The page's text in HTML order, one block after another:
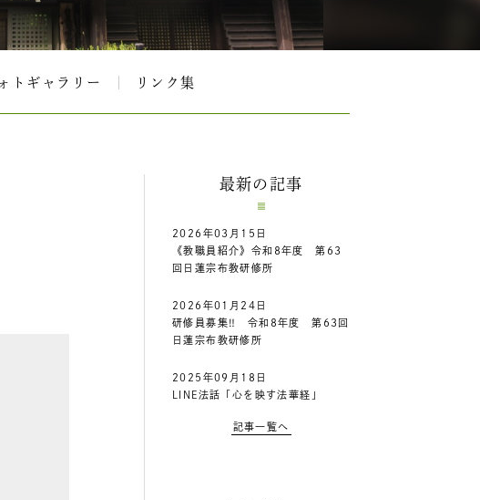
トギャラリー リンク集
最新の記事
2026年03月15日
《教職員紹介》令和8年度 第63
回日蓮宗布教研修所
2026年01月24日
研修員募集‼ 令和8年度 第63回
日蓮宗布教研修所
2025年09月18日
LINE法話「心を映す法華経」
記事一覧へ